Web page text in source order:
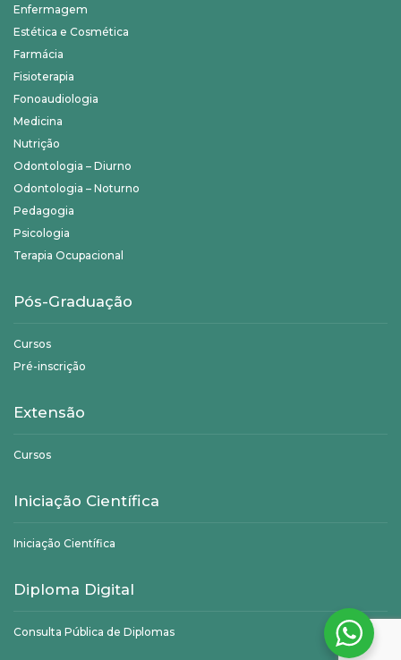
Enfermagem
Estética e Cosmética
Farmácia
Fisioterapia
Fonoaudiologia
Medicina
Nutrição
Odontologia – Diurno
Odontologia – Noturno
Pedagogia
Psicologia
Terapia Ocupacional
Pós-Graduação
Cursos
Pré-inscrição
Extensão
Cursos
Iniciação Científica
Iniciação Científica
Diploma Digital
Consulta Pública de Diplomas